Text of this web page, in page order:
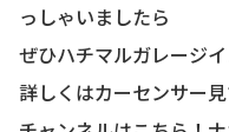
っしゃいましたら
ぜひハチマルガレージ
詳しくはカーセンサ